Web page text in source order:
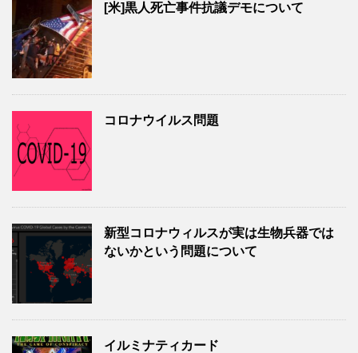
[米]黒人死亡事件抗議デモについて
コロナウイルス問題
新型コロナウィルスが実は生物兵器では
ないかという問題について
イルミナティカード